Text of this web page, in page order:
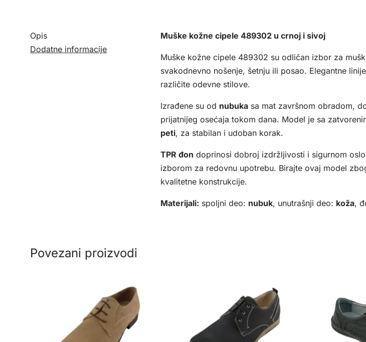
Opis
Dodatne informacije
Muške kožne cipele 489302 u crnoj i sivoj
Muške kožne cipele 489302 su odličan izbor za
svakodnevno nošenje, šetnju ili posao. Elegantne
različite odevne stilove.
Izrađene su od nubuka sa mat završnom obradom,
prijatnijeg osećaja tokom dana. Model je sa
peti, za stabilan i udoban korak.
TPR đon doprinosi dobroj izdržljivosti i sigurnom
izborom za redovnu upotrebu. Birajte ovaj model
kvalitetne konstrukcije.
Materijali: spoljni deo: nubuk, unutrašnji deo: koža,
Povezani proizvodi